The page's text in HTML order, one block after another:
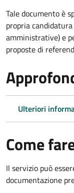
Tale documento è
propria
amministrative) e
proposte di
Ulteriori
Come
Il servizio può
documentazione